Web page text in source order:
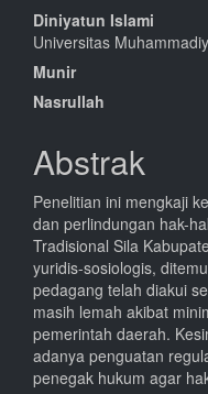
Isi
Artikel
Utama
Diniyatun Islami
Universitas
Munir
Nasrullah
Abstrak
Penelitian ini mengkaji
dan perlindungan hak-
Tradisional Sila
yuridis-sosiologis,
pedagang telah diakui
masih lemah akibat
pemerintah daerah.
adanya penguatan
penegak hukum agar